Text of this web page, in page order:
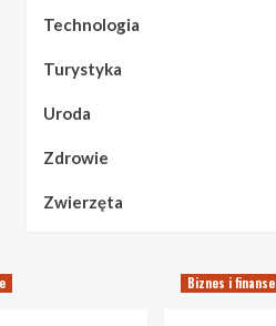
Technologia
Turystyka
Uroda
Zdrowie
Zwierzęta
Biznes i finanse